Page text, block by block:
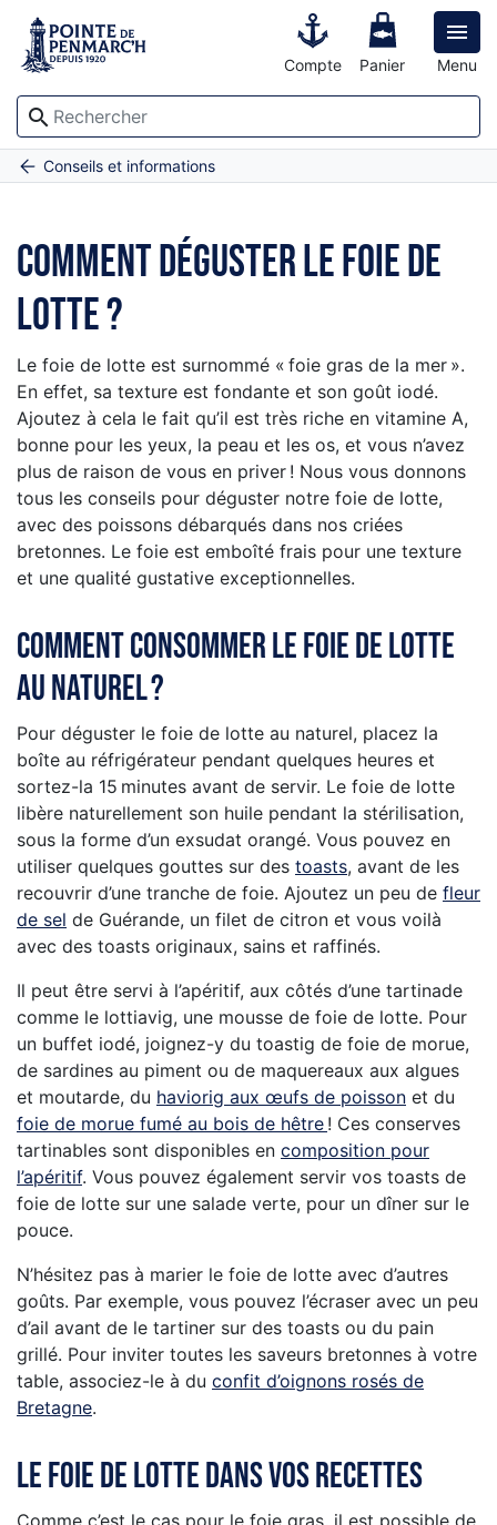

Menu
search
Compte Panier
AccueilConseils et informations
Comment déguster le foie de lotte ?
Comment déguster le foie de
lotte ?
Le foie de lotte est surnommé « foie gras de la mer ».
En effet, sa texture est fondante et son goût iodé.
Ajoutez à cela le fait qu’il est très riche en vitamine A,
bonne pour les yeux, la peau et les os, et vous n’avez
plus de raison de vous en priver ! Nous vous donnons
tous les conseils pour déguster notre foie de lotte,
avec des poissons débarqués dans nos criées
bretonnes. Le foie est emboîté frais pour une texture
et une qualité gustative exceptionnelles.
Comment consommer le foie de lotte
au naturel ?
Pour déguster le foie de lotte au naturel, placez la
boîte au réfrigérateur pendant quelques heures et
sortez-la 15 minutes avant de servir. Le foie de lotte
libère naturellement son huile pendant la stérilisation,
sous la forme d’un exsudat orangé. Vous pouvez en
utiliser quelques gouttes sur des toasts, avant de les
recouvrir d’une tranche de foie. Ajoutez un peu de fleur
de sel de Guérande, un filet de citron et vous voilà
avec des toasts originaux, sains et raffinés.
Il peut être servi à l’apéritif, aux côtés d’une tartinade
comme le lottiavig, une mousse de foie de lotte. Pour
un buffet iodé, joignez-y du toastig de foie de morue,
de sardines au piment ou de maquereaux aux algues
et moutarde, du haviorig aux œufs de poisson et du
foie de morue fumé au bois de hêtre ! Ces conserves
tartinables sont disponibles en composition pour
l’apéritif. Vous pouvez également servir vos toasts de
foie de lotte sur une salade verte, pour un dîner sur le
pouce.
N’hésitez pas à marier le foie de lotte avec d’autres
goûts. Par exemple, vous pouvez l’écraser avec un peu
d’ail avant de le tartiner sur des toasts ou du pain
grillé. Pour inviter toutes les saveurs bretonnes à votre
table, associez-le à du confit d’oignons rosés de
Bretagne.
Le foie de lotte dans vos recettes
Comme c’est le cas pour le foie gras, il est possible de